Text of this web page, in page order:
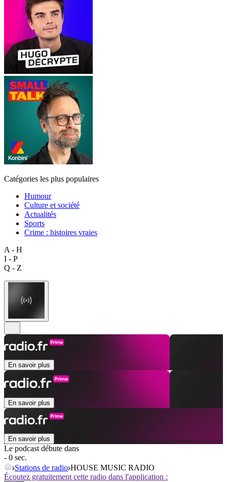
Catégories les plus populaires
Humour
Culture et société
Actualités
Sports
Crime : histoires vraies
A - H
I - P
Q - Z
En savoir plus
En savoir plus
En savoir plus
Le podcast débute dans
- 0 sec.
Stations de radio HOUSE MUSIC RADIO
Écoutez gratuitement cette radio dans l'application :